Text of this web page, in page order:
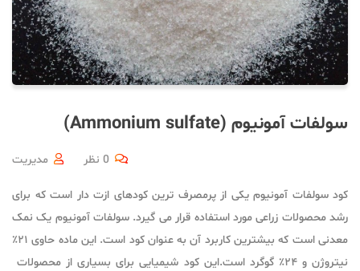
سولفات آمونیوم (Ammonium sulfate)
مدیریت 0 نظر
کود سولفات آمونیوم یکی از پرمصرف ترین کودهای ازت دار است که برای
رشد محصولات زراعی مورد استفاده قرار می گیرد. سولفات آمونیوم یک نمک
معدنی است که بیشترین کاربرد آن به عنوان کود است. این ماده حاوی ۲۱٪
نیتروژن و ۲۴٪ گوگرد است.این کود شیمیایی برای بسیاری از محصولات